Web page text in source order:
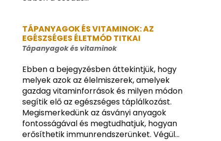
TÁPANYAGOK ÉS VITAMINOK: AZ
EGÉSZSÉGES ÉLETMÓD TITKAI
Tápanyagok és vitaminok
Ebben a bejegyzésben áttekintjük, hogy
melyek azok az élelmiszerek, amelyek
gazdag vitaminforrások és milyen módon
segítik elő az egészséges táplálkozást.
Megismerkedünk az ásványi anyagok
fontosságával és megtudhatjuk, hogyan
erősíthetik immunrendszerünket. Végül...